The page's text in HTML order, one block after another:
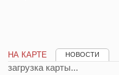
НА КАРТЕ НОВОСТИ
загрузка карты...